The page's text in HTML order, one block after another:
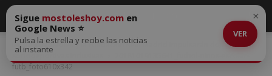
Inicio
Móstoles y la Fundación Real Madrid impulsarán dos escuelas
sociodeportivas inclusivas
futb_foto610x342
Sigue mostoleshoy.com en
Google News ⭐
Pulsa la estrella y recibe las noticias
al instante
VER
×